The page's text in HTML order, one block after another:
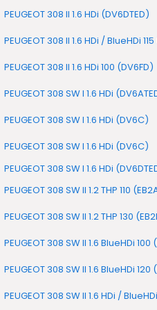
PEUGEOT 308 II 1.6 HDi (DV6DTED)
PEUGEOT 308 II 1.6 HDi / BlueHDi
PEUGEOT 308 II 1.6 HDi 100 (DV6FD)
PEUGEOT 308 SW I 1.6 HDi
PEUGEOT 308 SW I 1.6 HDi (DV6C)
PEUGEOT 308 SW I 1.6 HDi (DV6C)
PEUGEOT 308 SW I 1.6 HDi
PEUGEOT 308 SW II 1.2 THP 110
PEUGEOT 308 SW II 1.2 THP 130
PEUGEOT 308 SW II 1.6 BlueHDi 100
PEUGEOT 308 SW II 1.6 BlueHDi 120
PEUGEOT 308 SW II 1.6 HDi /